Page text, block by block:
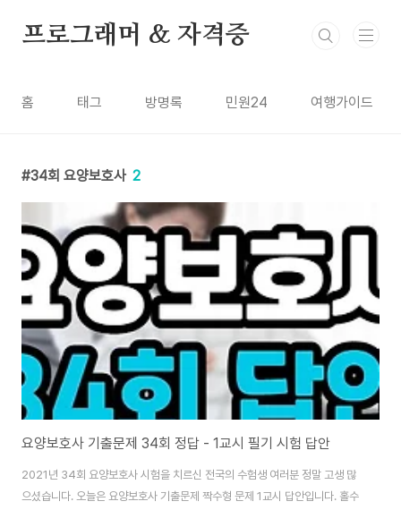
프로그래머 & 자격증
홈 태그 방명록 민원24 여행가이드
34회 요양보호사 2
요양보호사 기출문제 34회 정답 - 1교시 필기 시험 답안
2021년 34회 요양보호사 시험을 치르신 전국의 수험생 여러분 정말 고생 많
으셨습니다. 오늘은 요양보호사 기출문제 짝수형 문제 1교시 답안입니다. 홀수